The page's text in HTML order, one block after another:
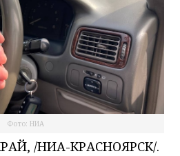
Фото: НИА
/НИА-КРАСНОЯРСК/.